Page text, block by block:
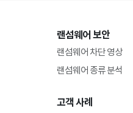
랜섬웨어 보안
랜섬웨어 차단 영상
랜섬웨어 종류 분석
고객 사례